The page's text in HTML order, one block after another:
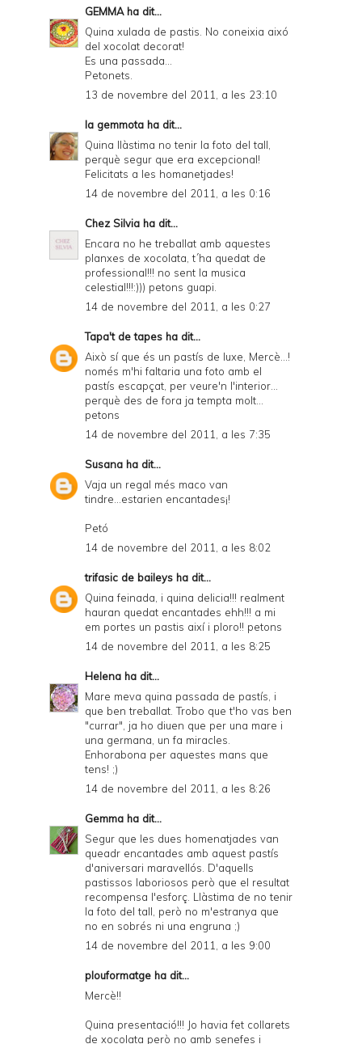
GEMMAha dit...
Quina xulada de pastis. No coneixia aixó
del xocolat decorat!
Es una passada...
Petonets.
13 de novembre del 2011, a les 23:10
la gemmota ha dit...
Quina llàstima no tenir la foto del tall,
perquè segur que era excepcional!
Felicitats a les homanetjades!
14 de novembre del 2011, a les 0:16
Chez Silvia ha dit...
Encara no he treballat amb aquestes
planxes de xocolata, t´ha quedat de
professional!!! no sent la musica
celestial!!!:))) petons guapi.
14 de novembre del 2011, a les 0:27
Tapa't de tapes ha dit...
Això sí que és un pastís de luxe, Mercè...!
només m'hi faltaria una foto amb el
pastís escapçat, per veure'n l'interior...
perquè des de fora ja tempta molt...
petons
14 de novembre del 2011, a les 7:35
Susana ha dit...
Vaja un regal més maco van
tindre...estarien encantades¡!
Petó
14 de novembre del 2011, a les 8:02
trifasic de baileys ha dit...
Quina feinada, i quina delicia!!! realment
hauran quedat encantades ehh!!! a mi
em portes un pastis així i ploro!! petons
14 de novembre del 2011, a les 8:25
Helena ha dit...
Mare meva quina passada de pastís, i
que ben treballat. Trobo que t'ho vas ben
"currar", ja ho diuen que per una mare i
una germana, un fa miracles.
Enhorabona per aquestes mans que
tens! ;)
14 de novembre del 2011, a les 8:26
Gemma ha dit...
Segur que les dues homenatjades van
queadr encantades amb aquest pastís
d'aniversari maravellós. D'aquells
pastissos laboriosos però que el resultat
recompensa l'esforç. Llàstima de no tenir
la foto del tall, però no m'estranya que
no en sobrés ni una engruna ;)
14 de novembre del 2011, a les 9:00
plouformatge ha dit...
Mercè!!
Quina presentació!!! Jo havia fet collarets
de xocolata però no amb senefes i